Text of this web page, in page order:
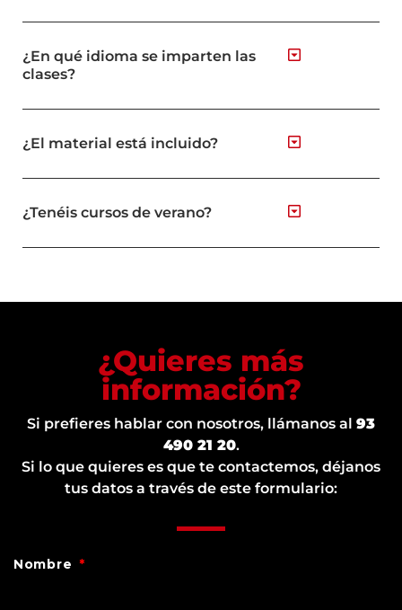
¿En qué idioma se imparten las
clases?
¿El material está incluido?
¿Tenéis cursos de verano?
¿Quieres más
información?
Si prefieres hablar con nosotros, llámanos al 93
490 21 20.
Si lo que quieres es que te contactemos, déjanos
tus datos a través de este formulario:
Nombre